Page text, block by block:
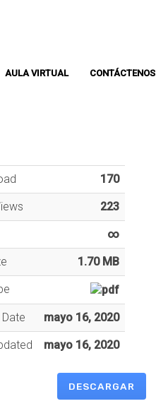
AULA VIRTUAL CONTÁCTENOS
170
223
∞
1.70 MB
mayo 16, 2020
mayo 16, 2020
DESCARGAR